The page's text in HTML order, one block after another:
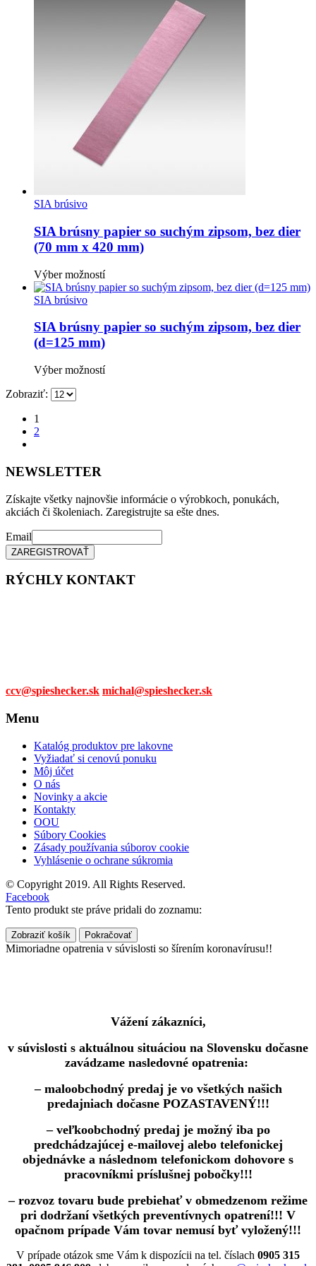
vybrať
na
stránke
produktu.
SIA brúsivo
SIA brúsny papier so suchým zipsom, bez dier
(70 mm x 420 mm)
Výber možnostíTento
produkt
variantov.
Možnosti
si
môžete
vybrať
SIA brúsivo
SIA brúsny papier so suchým zipsom, bez dier
(d=125 mm)
Výber možnostíTento
stránke
produktu.
Zobraziť:
1
2
NEWSLETTER
Získajte všetky najnovšie informácie o výrobkoch, ponukách,
akciách či školeniach. Zaregistrujte sa ešte dnes.
Email
RÝCHLY KONTAKT
ccv@spieshecker.sk michal@spieshecker.sk
Menu
Katalóg produktov pre lakovne
Vyžiadať si cenovú ponuku
Môj účet
O nás
Novinky a akcie
Kontakty
OOU
Súbory Cookies
Zásady používania súborov cookie
Vyhlásenie o ochrane súkromia
© Copyright 2019. All Rights Reserved.
Facebook
Tento produkt ste práve pridali do zoznamu:
Zobraziť košík Pokračovať
Mimoriadne opatrenia v súvislosti so šírením koronavírusu!!
Vážení zákazníci,
v súvislosti s aktuálnou situáciou na Slovensku dočasne
zavádzame nasledovné opatrenia:
– maloobchodný predaj je vo všetkých našich
predajniach dočasne POZASTAVENÝ!!!
– veľkoobchodný predaj je možný iba po
predchádzajúcej e-mailovej alebo telefonickej
objednávke a následnom telefonickom dohovore s
pracovníkmi príslušnej pobočky!!!
– rozvoz tovaru bude prebiehať v obmedzenom režime
pri dodržaní všetkých preventívnych opatrení!!! V
opačnom prípade Vám tovar nemusí byť vyložený!!!
V prípade otázok sme Vám k dispozícii na tel. číslach 0905 315